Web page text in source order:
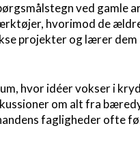
ved gamle
hvorimod de
projekter og lærer
hvor idéer vokser i
om alt fra
fagligheder ofte